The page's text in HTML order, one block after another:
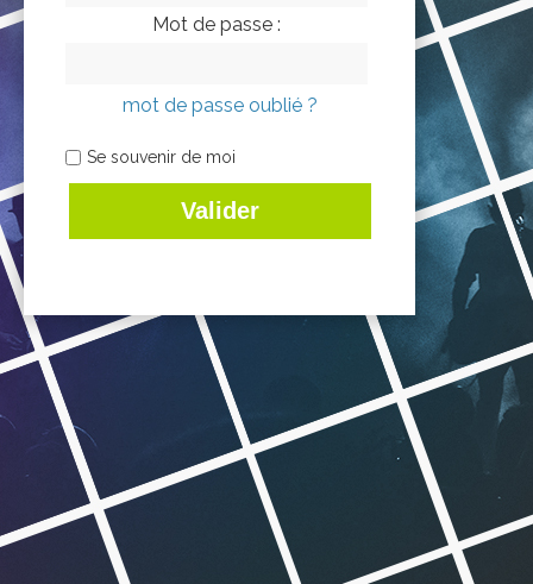
Mot de passe :
mot de passe oublié ?
Se souvenir de moi